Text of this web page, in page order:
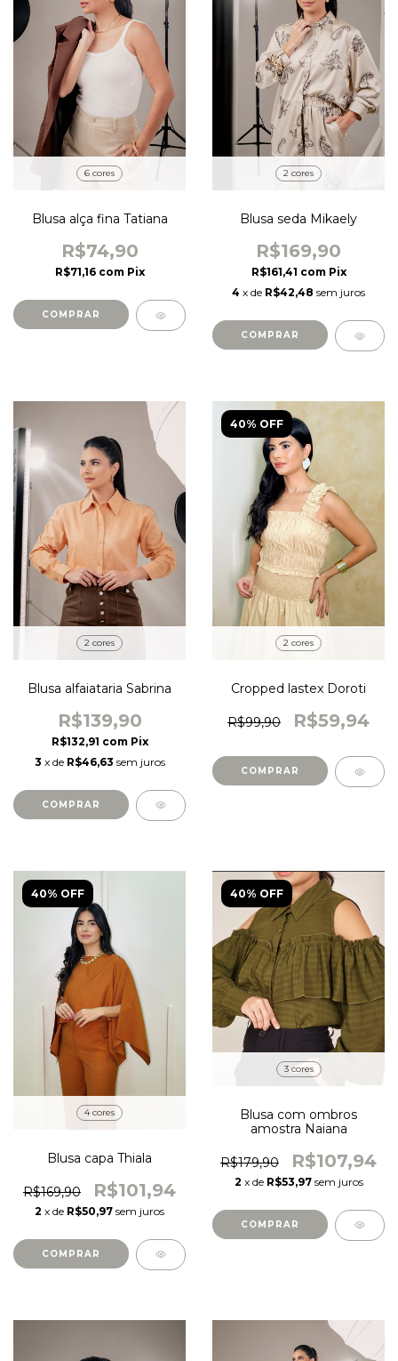
6 cores
Blusa alça fina Tatiana
R$74,90
R$71,16 com Pix
COMPRAR
2 cores
Blusa seda Mikaely
R$169,90
R$161,41 com Pix
4 x de R$42,48 sem juros
COMPRAR
2 cores
Blusa alfaiataria Sabrina
R$139,90
R$132,91 com Pix
3 x de R$46,63 sem juros
COMPRAR
40% OFF
2 cores
Cropped lastex Doroti
R$99,90 R$59,94
COMPRAR
40% OFF
4 cores
Blusa capa Thiala
R$169,90 R$101,94
2 x de R$50,97 sem juros
COMPRAR
40% OFF
3 cores
Blusa com ombros
amostra Naiana
R$179,90 R$107,94
2 x de R$53,97 sem juros
COMPRAR